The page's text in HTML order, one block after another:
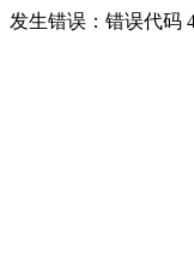
发生错误：错误代码